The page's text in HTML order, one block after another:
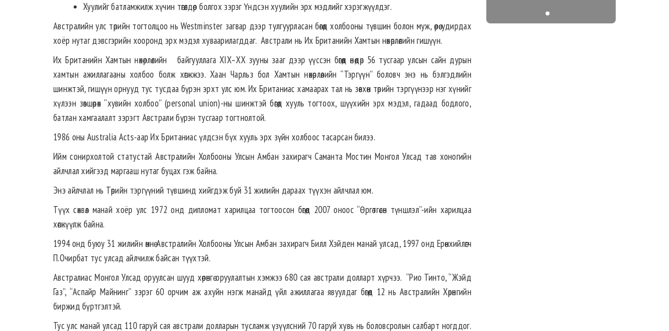
Хуулийг батламжилж хүчин төгөлдөр болгох зэрэг Үндсэн хуулийн эрх мэдлийг хэрэгжүүлдэг.
Австралийн улс төрийн тогтолцоо нь Westminster загвар дээр тулгуурласан бөгөөд холбооны түвшин болон муж, өөрөө удирдах
хоёр нутаг дэвсгэрийн хооронд эрх мэдэл хуваарилагддаг. Австрали нь Их Британийн Хамтын нөхөрлөлийн гишүүн.
Их Британийн Хамтын нөхөрлөлийн байгууллага XIX–XX зууны зааг дээр үүссэн бөгөөд өнөөдөр 56 тусгаар улсын сайн дурын
хамтын ажиллагааны холбоо болж хөгжжээ. Хаан Чарльз бол Хамтын нөхөрлөлийн “Тэргүүн” боловч энэ нь бэлгэдлийн
шинжтэй, гишүүн орнууд тус тусдаа бүрэн эрхт улс юм. Их Британиас хамаарах тал нь зөвхөн төрийн тэргүүнээр нэг хүнийг
хүлээн зөвшөөрөх “хувийн холбоо” (personal union)-ны шинжтэй бөгөөд хууль тогтоох, шүүхийн эрх мэдэл, гадаад бодлого,
батлан хамгаалалт зэрэгт Австрали бүрэн тусгаар тогтнолтой.
1986 оны Australia Acts-аар Их Британиас үлдсэн бүх хууль эрх зүйн холбоос тасарсан билээ.
Ийм сонирхолтой статустай Австралийн Холбооны Улсын Амбан захирагч Саманта Мостин Монгол Улсад тав хоногийн
айлчлал хийгээд маргааш нутаг буцах гэж байна.
Энэ айлчлал нь Төрийн тэргүүний түвшинд хийгдэж буй 31 жилийн дараах түүхэн айлчлал юм.
Түүх сөхвөл манай хоёр улс 1972 онд дипломат харилцаа тогтоосон бөгөөд 2007 оноос “Өргөтгөсөн түншлэл”-ийн харилцаа
хөгжүүлж байна.
1994 онд буюу 31 жилийн өмнө Австралийн Холбооны Улсын Амбан захирагч Билл Хэйден манай улсад, 1997 онд Ерөнхийлөгч
П.Очирбат тус улсад айлчилж байсан түүхтэй.
Австралиас Монгол Улсад оруулсан шууд хөрөнгө оруулалтын хэмжээ 680 сая австрали долларт хүрчээ. “Рио Тинто, “Жэйд
Газ”, “Аспайр Майнинг” зэрэг 60 орчим аж ахуйн нэгж манайд үйл ажиллагаа явуулдаг бөгөөд 12 нь Австралийн Хөрөнгийн
биржид бүртгэлтэй.
Тус улс манай улсад 110 гаруй сая австрали долларын тусламж үзүүлсний 70 гаруй хувь нь боловсролын салбарт ногддог.